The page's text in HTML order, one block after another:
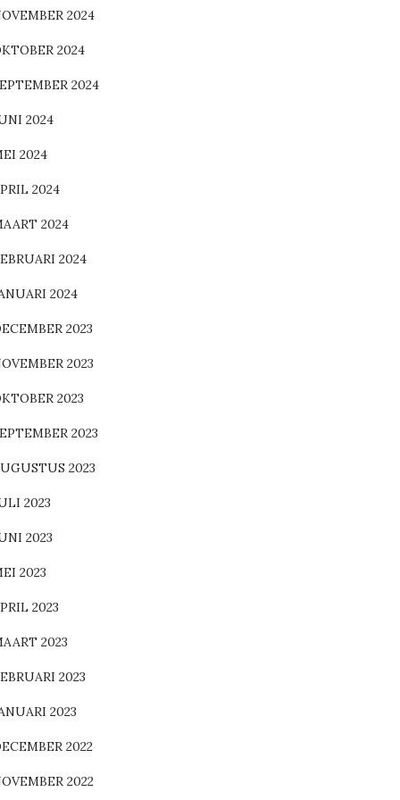
2024
2024
2024
2024
2024
2024
2024
2024
2024
2023
2023
2023
2023
2023
2023
2023
2023
2023
2023
2023
2023
2022
2022